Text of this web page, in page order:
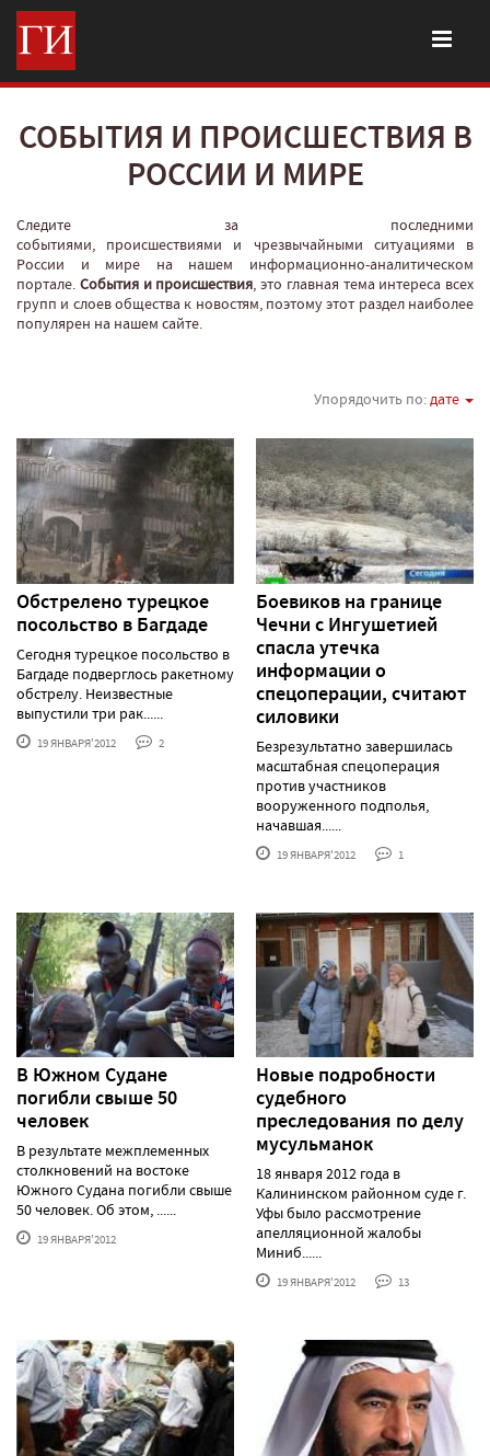
СОБЫТИЯ И ПРОИСШЕСТВИЯ В
РОССИИ И МИРЕ
Следите за последними
событиями, происшествиями и чрезвычайными ситуациями в
России и мире на нашем информационно-аналитическом
портале. События и происшествия, это главная тема интереса всех
групп и слоев общества к новостям, поэтому этот раздел наиболее
популярен на нашем сайте.
Упорядочить по:дате
Обстрелено турецкое
посольство в Багдаде
Сегодня турецкое посольство в
Багдаде подверглось ракетному
обстрелу. Неизвестные
выпустили три рак......
19 ЯНВАРЯ'2012 2
Боевиков на границе
Чечни с Ингушетией
спасла утечка
информации о
спецоперации, считают
силовики
Безрезультатно завершилась
масштабная спецоперация
против участников
вооруженного подполья,
начавшая......
19 ЯНВАРЯ'2012 1
В Южном Судане
погибли свыше 50
человек
В результате межплеменных
столкновений на востоке
Южного Судана погибли свыше
50 человек. Об этом, ......
19 ЯНВАРЯ'2012
Новые подробности
судебного
преследования по делу
мусульманок
18 января 2012 года в
Калининском районном суде г.
Уфы было рассмотрение
апелляционной жалобы
Миниб......
19 ЯНВАРЯ'2012 13